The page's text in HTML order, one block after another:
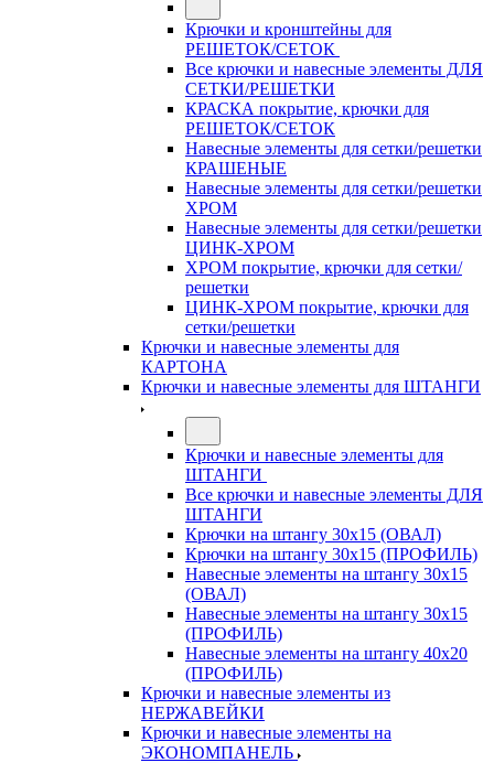
Крючки и кронштейны для
РЕШЕТОК/СЕТОК
Все крючки и навесные элементы ДЛЯ
СЕТКИ/РЕШЕТКИ
КРАСКА покрытие, крючки для
РЕШЕТОК/СЕТОК
Навесные элементы для сетки/решетки
КРАШЕНЫЕ
Навесные элементы для сетки/решетки
ХРОМ
Навесные элементы для сетки/решетки
ЦИНК-ХРОМ
ХРОМ покрытие, крючки для сетки/
решетки
ЦИНК-ХРОМ покрытие, крючки для
сетки/решетки
Крючки и навесные элементы для
КАРТОНА
Крючки и навесные элементы для ШТАНГИ
Крючки и навесные элементы для
ШТАНГИ
Все крючки и навесные элементы ДЛЯ
ШТАНГИ
Крючки на штангу 30х15 (ОВАЛ)
Крючки на штангу 30х15 (ПРОФИЛЬ)
Навесные элементы на штангу 30х15
(ОВАЛ)
Навесные элементы на штангу 30х15
(ПРОФИЛЬ)
Навесные элементы на штангу 40х20
(ПРОФИЛЬ)
Крючки и навесные элементы из
НЕРЖАВЕЙКИ
Крючки и навесные элементы на
ЭКОНОМПАНЕЛЬ